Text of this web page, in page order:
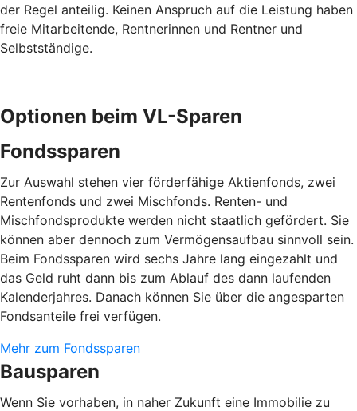
der Regel anteilig. Keinen Anspruch auf die Leistung haben
freie Mitarbeitende, Rentnerinnen und Rentner und
Selbstständige.
Optionen beim VL-Sparen
Fondssparen
Zur Auswahl stehen vier förderfähige Aktienfonds, zwei
Rentenfonds und zwei Mischfonds. Renten- und
Mischfondsprodukte werden nicht staatlich gefördert. Sie
können aber dennoch zum Vermögensaufbau sinnvoll sein.
Beim Fondssparen wird sechs Jahre lang eingezahlt und
das Geld ruht dann bis zum Ablauf des dann laufenden
Kalenderjahres. Danach können Sie über die angesparten
Fondsanteile frei verfügen.
Mehr zum Fondssparen
Bausparen
Wenn Sie vorhaben, in naher Zukunft eine Immobilie zu